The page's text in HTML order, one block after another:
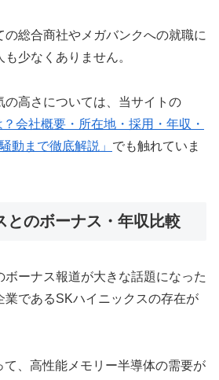
の総合商社やメガバンクへの就職に
少なくありません。
の高さについては、当サイトの
会社概要・所在地・採用・年収・
動まで徹底解説」 でも触れていま
とのボーナス・年収比較
ーナス報道が大きな話題になった
業であるSKハイニックスの存在が
、高性能メモリー半導体の需要が